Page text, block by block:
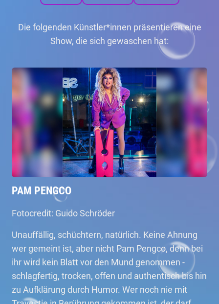
Die folgenden Künstler*innen präsentieren eine
Show, die sich gewaschen hat:
PAM PENGCO
Fotocredit: Guido Schröder
Unauffällig, schüchtern, natürlich. Keine Ahnung
wer gemeint ist, aber nicht Pam Pengco, denn bei
ihr wird kein Blatt vor den Mund genommen -
schlagfertig, trocken, offen und authentisch bis hin
zu Aufklärung durch Humor. Wer noch nie mit